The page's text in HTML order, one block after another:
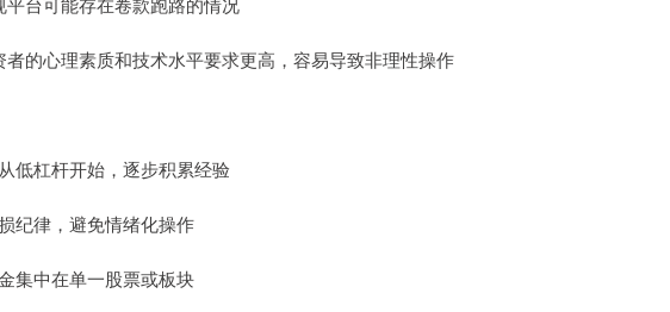
的心理素质和技术水平要求更高，容易导致非理性操作
低杠杆开始，逐步积累经验
纪律，避免情绪化操作
集中在单一股票或板块